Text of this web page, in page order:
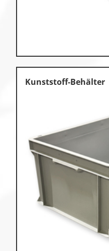
Kunststoff-Behälter